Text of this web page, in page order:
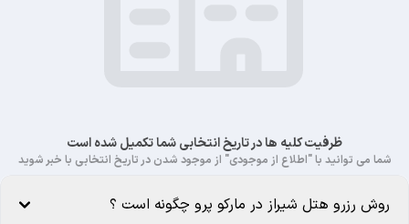
ظرفیت کلیه ها در تاریخ انتخابی شما تکمیل شده است
شما می توانید با "اطلاع از موجودی" از موجود شدن در تاریخ انتخابی با خبر شوید
روش رزرو هتل شیراز در مارکو پرو چگونه است ؟